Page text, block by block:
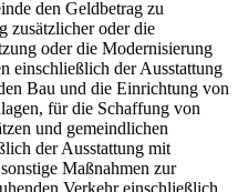
den Geldbetrag zu
zusätzlicher oder die
oder die Modernisierung
einschließlich der Ausstattung
Bau und die Einrichtung von
für die Schaffung von
und gemeindlichen
der Ausstattung mit
Maßnahmen zur